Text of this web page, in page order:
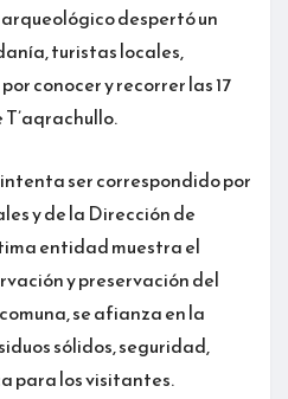
despertó un
turistas locales,
conocer y recorrer las 17
ser correspondido por
y de la Dirección de
entidad muestra el
y preservación del
se afianza en la
sólidos, seguridad,
para los visitantes.